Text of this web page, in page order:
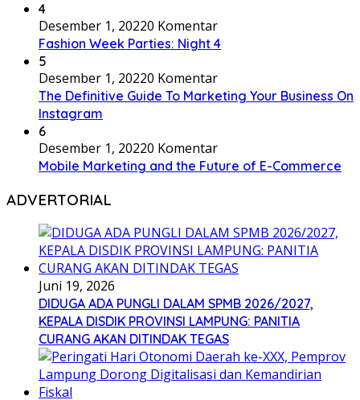
4
Desember 1, 20220 Komentar
Fashion Week Parties: Night 4
5
Desember 1, 20220 Komentar
The Definitive Guide To Marketing Your Business On
Instagram
6
Desember 1, 20220 Komentar
Mobile Marketing and the Future of E-Commerce
ADVERTORIAL
Juni 19, 2026
DIDUGA ADA PUNGLI DALAM SPMB 2026/2027,
KEPALA DISDIK PROVINSI LAMPUNG: PANITIA
CURANG AKAN DITINDAK TEGAS